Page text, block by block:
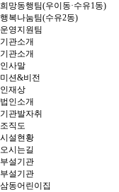
희망동행팀(우이동·수유1동)
행복나눔팀(수유2동)
운영지원팀
기관소개
기관소개
인사말
미션&비전
인재상
법인소개
기관발자취
조직도
시설현황
오시는길
부설기관
부설기관
삼동어린이집